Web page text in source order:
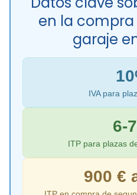
en la compra
garaje
IVA para
6-
ITP para plazas
900 €